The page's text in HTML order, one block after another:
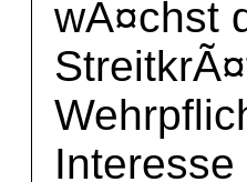
wÃ¤chst